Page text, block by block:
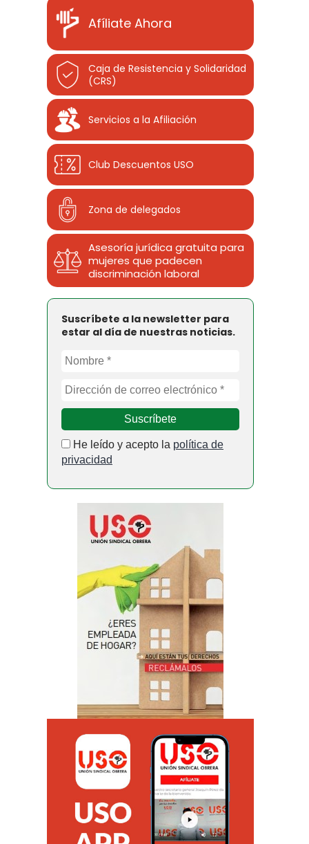
Afíliate Ahora
Caja de Resistencia y Solidaridad
(CRS)
Servicios a la Afiliación
Club Descuentos USO
Zona de delegados
Asesoría jurídica gratuita para
mujeres que padecen
discriminación laboral
Suscríbete a la newsletter para
estar al día de nuestras noticias.
He leído y acepto la política de
privacidad